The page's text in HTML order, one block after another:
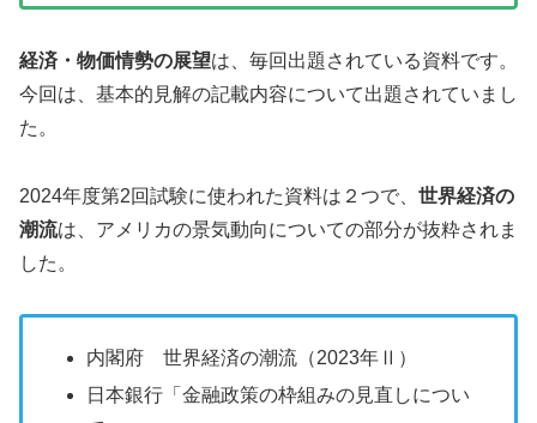
経済・物価情勢の展望は、毎回出題されている資料です。
今回は、基本的見解の記載内容について出題されていまし
た。
2024年度第2回試験に使われた資料は２つで、 世界経済の
潮流は、アメリカの景気動向についての部分が抜粋されま
した。
内閣府 世界経済の潮流（2023年Ⅱ）
日本銀行「金融政策の枠組みの見直しについ